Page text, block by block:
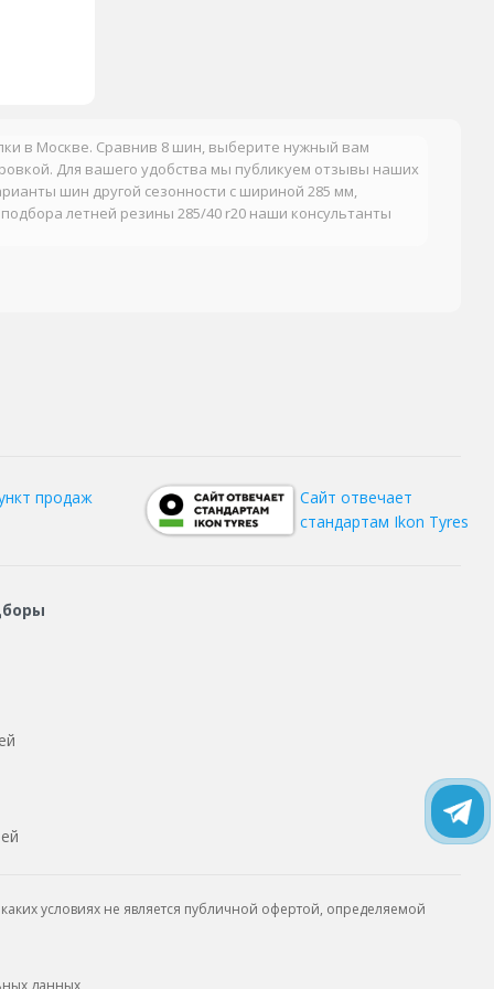
в Москве. Сравнив 8 шин, выберите нужный вам
Для вашего удобства мы публикуем отзывы наших
шин другой сезонности с шириной 285 мм,
летней резины 285/40 r20 наши консультанты
продаж
Сайт отвечает
стандартам Ikon Tyres
условиях не является публичной офертой, определяемой
данных